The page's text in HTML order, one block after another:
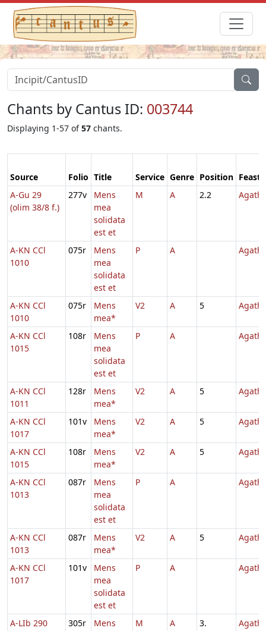
Chants by Cantus ID: 003744
Displaying 1-57 of57 chants.
Source Folio Title Service Genre Position Feast
A-Gu 29
(olim 38/8 f.)
277v
Mens
mea
solidata
est et
M A 2.2
A-KN CCl
1010
075r
Mens
mea
solidata
est et
P A
A-KN CCl
1010
075r
Mens
mea*
V2 A 5
A-KN CCl
1015
108r
Mens
mea
solidata
est et
P A
A-KN CCl
1011
128r
Mens
mea*
V2 A 5
A-KN CCl
1017
101v
Mens
mea*
V2 A 5
A-KN CCl
1015
108r
Mens
mea*
V2 A 5
A-KN CCl
1013
087r
Mens
mea
solidata
est et
P A
A-KN CCl
1013
087r
Mens
mea*
V2 A 5
A-KN CCl
1017
101v
Mens
mea
solidata
est et
P A
A-LIb 290
305r
Mens
M A 3.